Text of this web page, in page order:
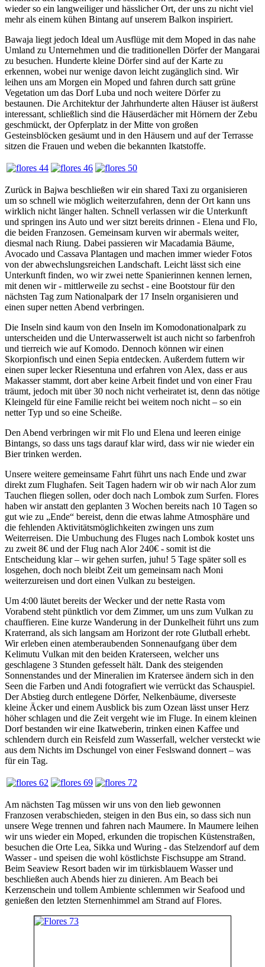
wieder so ein langweiliger und hässlicher Ort, der uns zu nicht viel
mehr als einem kühen Bintang auf unserem Balkon inspiriert.
Bawaja liegt jedoch Ideal um Ausflüge mit dem Moped in das nahe
Umland zu Unternehmen und die traditionellen Dörfer der Mangarai
zu besuchen. Hunderte kleine Dörfer sind auf der Karte zu
erkennen, wobei nur wenige davon leicht zugänglich sind. Wir
leihen uns am Morgen ein Moped und fahren durch satt grüne
Vegetation um das Dorf Luba und noch weitere Dörfer zu
bestaunen. Die Architektur der Jahrhunderte alten Häuser ist äußerst
interessant, schließlich sind die Häuserdächer mit Hörnern der Zebu
geschmückt, der Opferplatz in der Mitte von großen
Gesteinsblöcken gesäumt und in den Häusern und auf der Terrasse
sitzen die Frauen und weben die bekannten Ikatstoffe.
Zurück in Bajwa beschließen wir ein shared Taxi zu organisieren
um so schnell wie möglich weiterzufahren, denn der Ort kann uns
wirklich nicht länger halten. Schnell verlassen wir die Unterkunft
und springen ins Auto und wer sitzt bereits drinnen - Elena und Flo,
die beiden Franzosen. Gemeinsam kurven wir abermals weiter,
diesmal nach Riung. Dabei passieren wir Macadamia Bäume,
Avocado und Cassava Plantagen und machen immer wieder Fotos
von der abwechslungsreichen Landschaft. Leicht lässt sich eine
Unterkunft finden, wo wir zwei nette Spanierinnen kennen lernen,
mit denen wir - mittlerweile zu sechst - eine Bootstour für den
nächsten Tag zum Nationalpark der 17 Inseln organisieren und
einen super netten Abend verbringen.
Die Inseln sind kaum von den Inseln im Komodonationalpark zu
unterscheiden und die Unterwasserwelt ist auch nicht so farbenfroh
und tierreich wie auf Komodo. Dennoch können wir einen
Skorpionfisch und einen Sepia entdecken. Außerdem futtern wir
einen super lecker Riesentuna und erfahren von Alex, dass er aus
Makasser stammt, dort aber keine Arbeit findet und von einer Frau
träumt, jedoch mit über 30 noch nicht verheiratet ist, denn das nötige
Kleingeld für eine Familie reicht bei weitem noch nicht – so ein
netter Typ und so eine Scheiße.
Den Abend verbringen wir mit Flo und Elena und leeren einige
Bintangs, so dass uns tags darauf klar wird, dass wir nie wieder ein
Bier trinken werden.
Unsere weitere gemeinsame Fahrt führt uns nach Ende und zwar
direkt zum Flughafen. Seit Tagen hadern wir ob wir nach Alor zum
Tauchen fliegen sollen, oder doch nach Lombok zum Surfen. Flores
haben wir anstatt den geplanten 3 Wochen bereits nach 10 Tagen so
gut wie zu „Ende“ bereist, denn die etwas lahme Atmosphäre und
die fehlenden Aktivitätsmöglichkeiten zwingen uns zum
Weiterreisen. Die Umbuchung des Fluges nach Lombok kostet uns
zu zweit 8€ und der Flug nach Alor 240€ - somit ist die
Entscheidung klar – wir gehen surfen, juhu! 5 Tage später soll es
losgehen, doch noch bleibt Zeit um gemeinsam nach Moni
weiterzureisen und dort einen Vulkan zu besteigen.
Um 4:00 läutet bereits der Wecker und der nette Rasta vom
Vorabend steht pünktlich vor dem Zimmer, um uns zum Vulkan zu
chauffieren. Eine kurze Wanderung in der Dunkelheit führt uns zum
Kraterrand, als sich langsam am Horizont der rote Glutball erhebt.
Wir erleben einen atemberaubenden Sonnenaufgang über dem
Kelimutu Vulkan mit den beiden Kraterseen, welcher uns
geschlagene 3 Stunden gefesselt hält. Dank des steigenden
Sonnenstandes und der Mineralien im Kratersee ändern sich in den
Seen die Farben und Andi fotografiert wie verrückt das Schauspiel.
Der Abstieg durch entlegene Dörfer, Nelkenbäume, diverseste
kleine Äcker und einem Ausblick bis zum Ozean lässt unser Herz
höher schlagen und die Zeit vergeht wie im Fluge. In einem kleinen
Dorf bestanden wir eine Ikatweberin, trinken einen Kaffee und
schlendern durch ein Reisfeld zum Wasserfall, welcher versteckt wie
aus dem Nichts im Dschungel von einer Feslswand donnert – was
für ein Tag.
Am nächsten Tag müssen wir uns von den lieb gewonnen
Franzosen verabschieden, steigen in den Bus ein, so dass sich nun
unsere Wege trennen und fahren nach Maumere. In Maumere leihen
wir uns wieder ein Moped, erkunden die tropischen Küstenstraßen,
besuchen die Orte Lea, Sikka und Wuring - das Stelzendorf auf dem
Wasser - und speisen die wohl köstlichste Fischsuppe am Strand.
Beim Seaview Resort baden wir im türkisblauem Wasser und
beschließen auch Abends hier zu dinieren. Am Beach bei
Kerzenschein und tollem Ambiente schlemmen wir Seafood und
genießen den letzten Sternenhimmel am Strand auf Flores.